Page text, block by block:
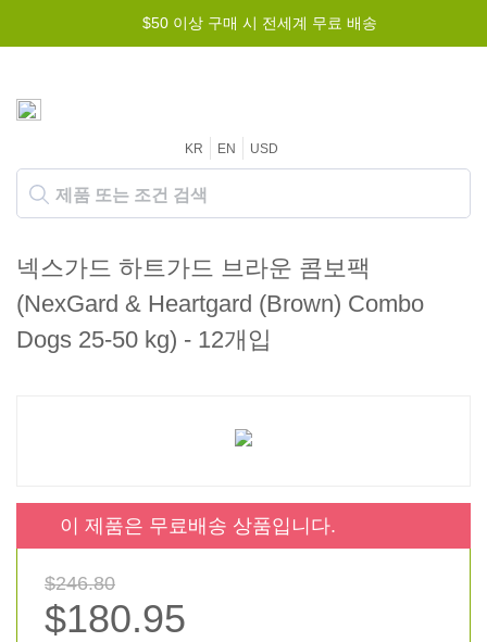
$50 이상 구매 시 전세계 무료 배송
KR EN USD
넥스가드 하트가드 브라운 콤보팩
(NexGard & Heartgard (Brown) Combo
Dogs 25-50 kg) - 12개입
이 제품은 무료배송 상품입니다.
$246.80
$180.95